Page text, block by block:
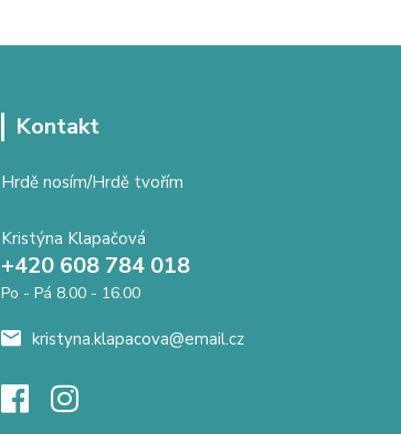
Kontakt
Hrdě nosím/Hrdě tvořím
Kristýna Klapačová
+420 608 784 018
Po - Pá 8.00 - 16.00
kristyna.klapacova@email.cz